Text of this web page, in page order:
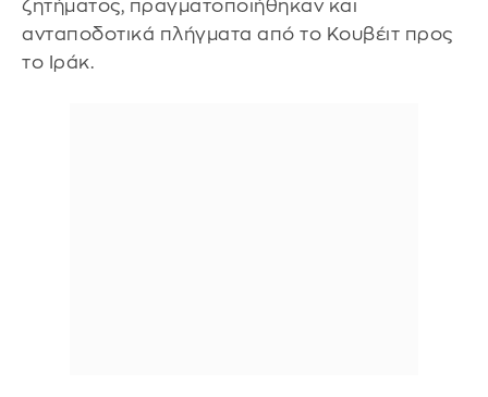
ζητήματος, πραγματοποιήθηκαν και
ανταποδοτικά πλήγματα από το Κουβέιτ προς
το Ιράκ.